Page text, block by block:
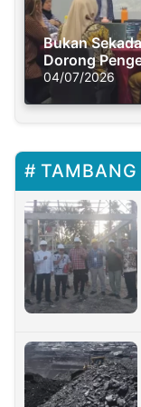
Bukan
Dorong
Solusi Krisis
04/07/2026
TAMBANG